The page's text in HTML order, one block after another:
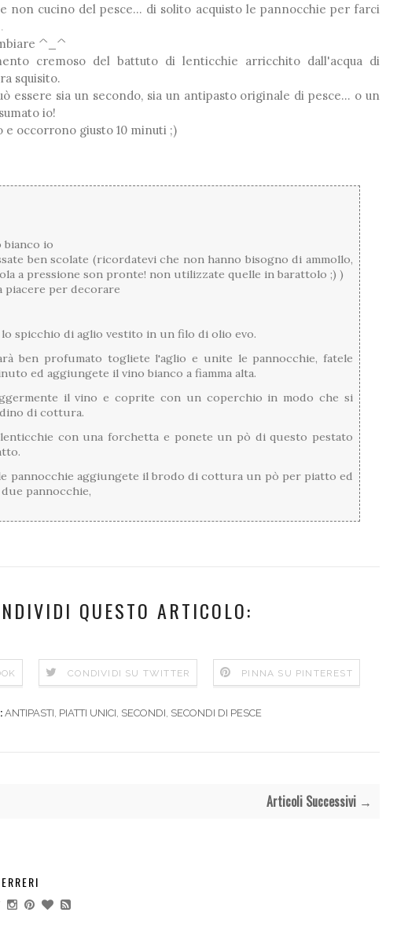
non cucino del pesce... di solito acquisto le pannocchie per farci
^_^
cremoso del battuto di lenticchie arricchito dall'acqua di
squisito.
sia un secondo, sia un antipasto originale di pesce... o un
io!
e occorrono giusto 10 minuti ;)
io
ben scolate (ricordatevi che non hanno bisogno di ammollo,
a pressione son pronte! non utilizzate quelle in barattolo ;) )
piacere per decorare
spicchio di aglio vestito in un filo di olio evo.
ben profumato togliete l'aglio e unite le pannocchie, fatele
ed aggiungete il vino bianco a fiamma alta.
il vino e coprite con un coperchio in modo che si
di cottura.
lenticchie con una forchetta e ponete un pò di questo pestato
pannocchie aggiungete il brodo di cottura un pò per piatto ed
pannocchie,
QUESTO ARTICOLO:
CONDIVIDI SU TWITTER PINNA SU PINTEREST
ANTIPASTI, PIATTI UNICI, SECONDI, SECONDI DI PESCE
Articoli Successivi →